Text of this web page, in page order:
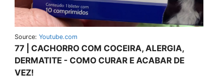
Source: Youtube.com
77 | CACHORRO COM COCEIRA, ALERGIA,
DERMATITE - COMO CURAR E ACABAR DE
VEZ!